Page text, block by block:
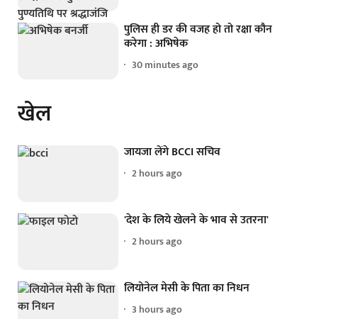
पुलिस ही डर की वजह हो तो रक्षा कौन
करेगा : अभिषेक
30 minutes ago
खेल
जायजा लेंगे BCCI सचिव
2 hours ago
'देश के लिये खेलने के भाव से उतरना'
2 hours ago
लियोनेल मेसी के पिता का निधन
3 hours ago